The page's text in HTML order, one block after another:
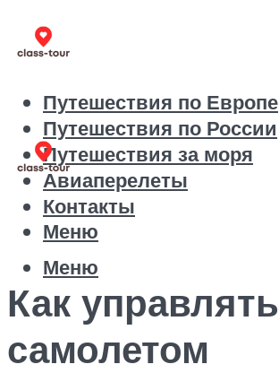
Путешествия по Европе
Путешествия по России
Путешествия за моря
Авиаперелеты
Контакты
Меню
Меню
Как управлять
самолетом